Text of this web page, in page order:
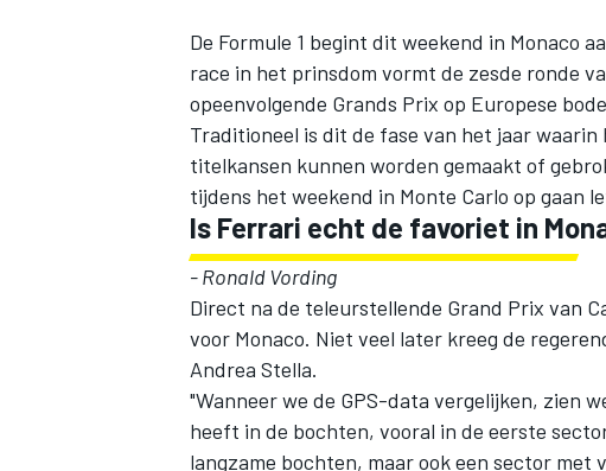
WEC DTM
De Formule 1 begint dit weekend in Monaco
race in het prinsdom vormt de zesde ronde
opeenvolgende Grands Prix op Europese
Traditioneel is dit de fase van het jaar
titelkansen kunnen worden gemaakt of
tijdens het weekend in Monte Carlo op gaan
Is Ferrari echt de favoriet in
- Ronald Vording
Direct na de teleurstellende Grand Prix van
voor Monaco. Niet veel later kreeg de
Andrea Stella.
"Wanneer we de GPS-data vergelijken, zien
heeft in de bochten, vooral in de eerste
langzame bochten, maar ook een sector met